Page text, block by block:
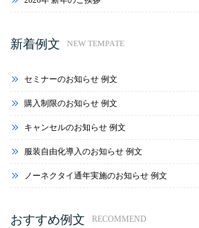
新着例文 NEW TEMPATE
セミナーのお知らせ 例文
購入制限のお知らせ 例文
キャンセルのお知らせ 例文
服装自由化導入のお知らせ 例文
ノーネクタイ通年実施のお知らせ 例文
おすすめ例文 RECOMMEND